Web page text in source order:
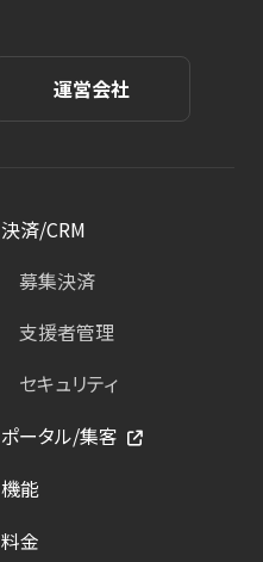
運営会社
決済/CRM
募集決済
支援者管理
セキュリティ
ポータル/集客
機能
料金